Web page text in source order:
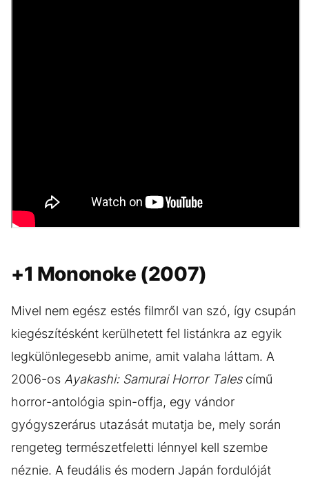
+1 Mononoke (2007)
Mivel nem egész estés filmről van szó, így csupán
kiegészítésként kerülhetett fel listánkra az egyik
legkülönlegesebb anime, amit valaha láttam. A
2006-os Ayakashi: Samurai Horror Talescímű
horror-antológia spin-offja, egy vándor
gyógyszerárus utazását mutatja be, mely során
rengeteg természetfeletti lénnyel kell szembe
néznie. A feudális és modern Japán fordulóját